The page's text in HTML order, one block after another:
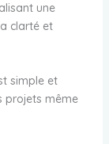
une
clarté et
simple et
projets même